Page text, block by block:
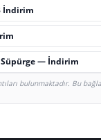
İndirim
Süpürge — İndirim
bulunmaktadır. Bu